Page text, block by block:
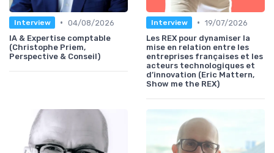
Interview • 04/08/2026
IA & Expertise comptable
(Christophe Priem,
Perspective & Conseil)
Interview • 19/07/2026
Les REX pour dynamiser la
mise en relation entre les
entreprises françaises et les
acteurs technologiques et
d’innovation (Eric Mattern,
Show me the REX)